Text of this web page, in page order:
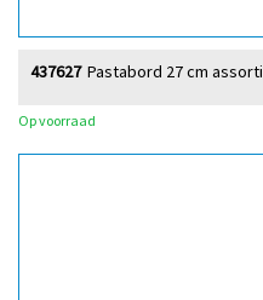
Pastabord 27 cm assorti
437627
Op voorraad